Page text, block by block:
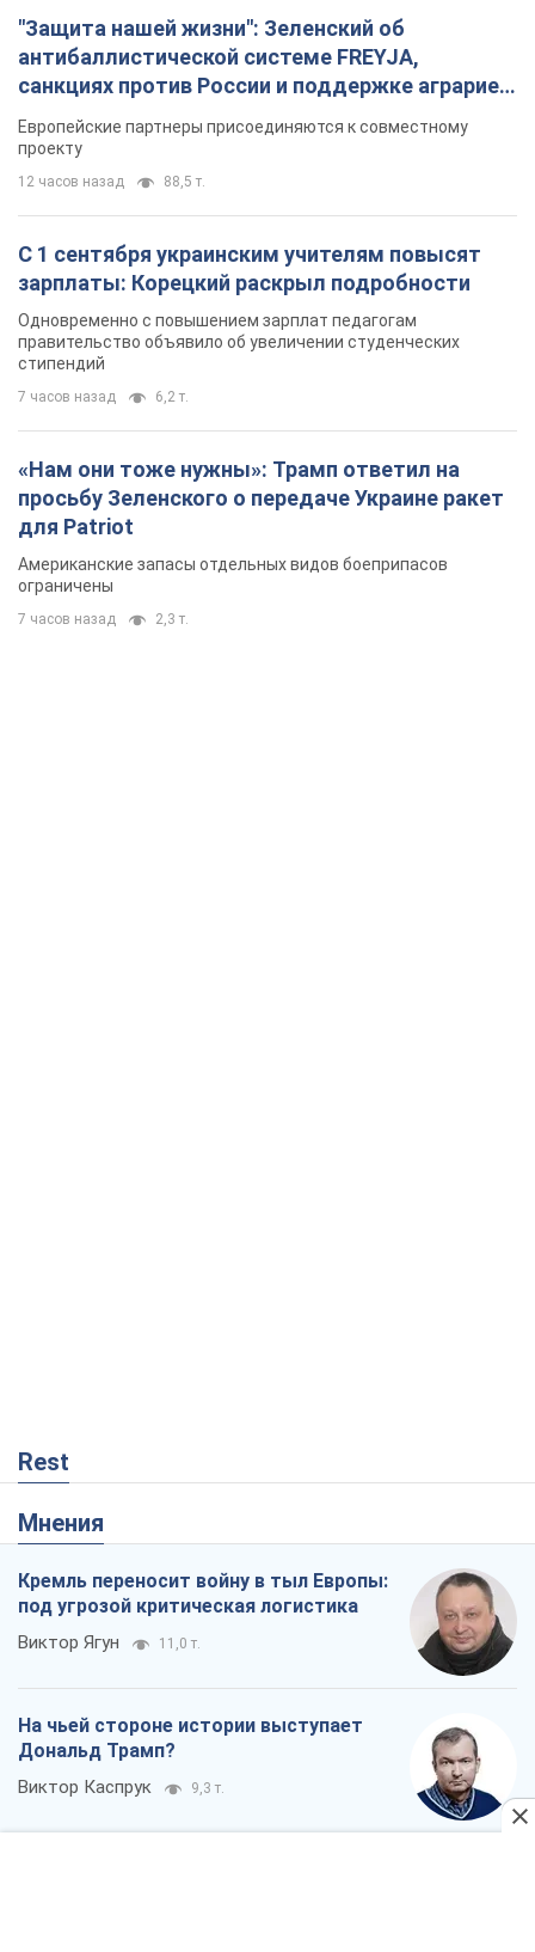
"Защита нашей жизни": Зеленский об
антибаллистической системе FREYJA,
санкциях против России и поддержке аграриев.
Видео
Европейские партнеры присоединяются к совместному
проекту
12 часов назад 88,5 т.
С 1 сентября украинским учителям повысят
зарплаты: Корецкий раскрыл подробности
Одновременно с повышением зарплат педагогам
правительство объявило об увеличении студенческих
стипендий
7 часов назад 6,2 т.
«Нам они тоже нужны»: Трамп ответил на
просьбу Зеленского о передаче Украине ракет
для Patriot
Американские запасы отдельных видов боеприпасов
ограничены
7 часов назад 2,3 т.
Rest
Мнения
Кремль переносит войну в тыл Европы:
под угрозой критическая логистика
Виктор Ягун 11,0 т.
На чьей стороне истории выступает
Дональд Трамп?
Виктор Каспрук 9,3 т.